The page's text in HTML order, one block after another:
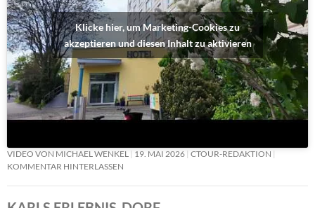
Klicke hier, um Marketing-Cookies zu
akzeptieren und diesen Inhalt zu aktivieren
VIDEO VON MICHAEL WENKEL 19. MAI 2026 CTOUR-REDAKTION
KOMMENTAR HINTERLASSEN